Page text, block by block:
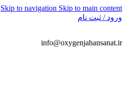
Skip to navigation Skip to main content
ورود / ثبت نام
info@oxygenjahansanat.ir